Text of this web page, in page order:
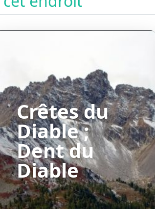
Crêtes du
Diable ;
Dent du
Diable